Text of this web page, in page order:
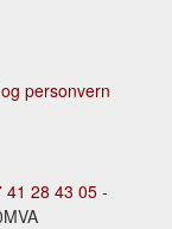
personvern
41 28 43 05 -